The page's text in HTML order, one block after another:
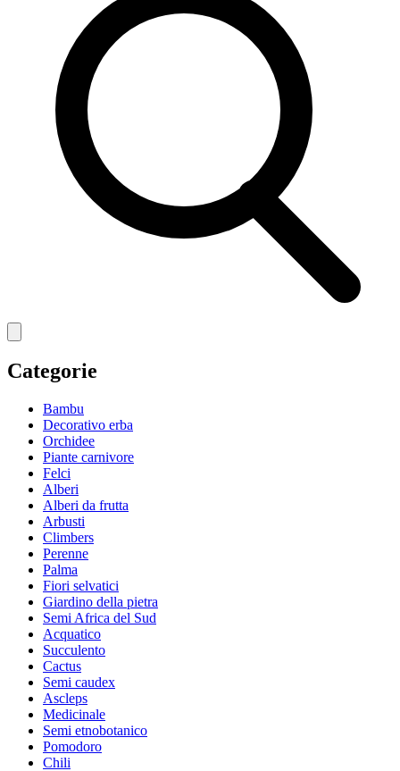
Categorie
Bambu
Decorativo erba
Orchidee
Piante carnivore
Felci
Alberi
Alberi da frutta
Arbusti
Climbers
Perenne
Palma
Fiori selvatici
Giardino della pietra
Semi Africa del Sud
Acquatico
Succulento
Cactus
Semi caudex
Ascleps
Medicinale
Semi etnobotanico
Pomodoro
Chili